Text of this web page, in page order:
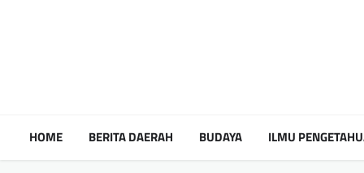
HOME BERITA DAERAH BUDAYA ILMU